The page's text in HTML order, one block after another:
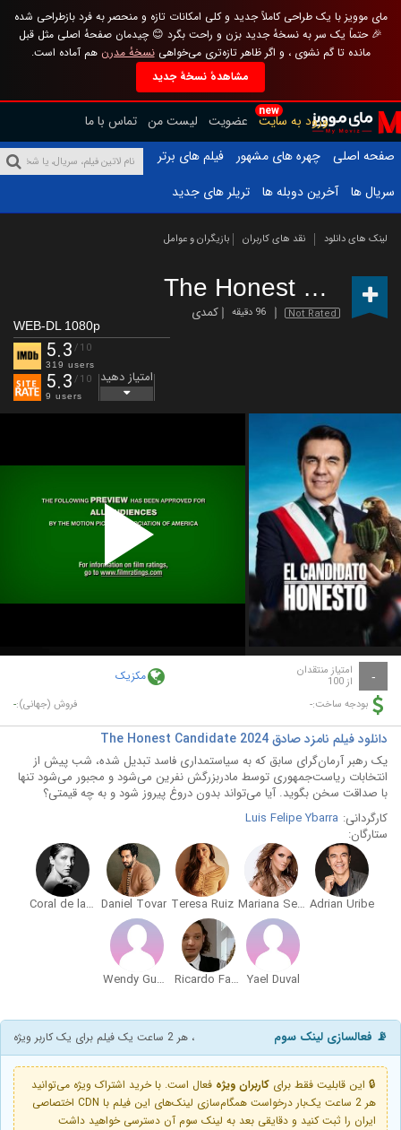
مای موویز با یک طراحی کاملاً جدید و کلی امکانات تازه و منحصر به فرد بازطراحی شده
🎉 حتماً یک سر به نسخهٔ جدید بزن و راحت بگرد 😊 چیدمان صفحهٔ اصلی مثل قبل
مانده تا گم نشوی ، و اگر ظاهر تازه‌تری می‌خواهینسخهٔ مدرن هم آماده است.
مشاهدهٔ نسخهٔ جدید
new
ورود به سایت عضویت لیست من تماس با ما
صفحه اصلی
چهره های مشهور
فیلم های برتر
سریال ها
آخرین دوبله ها تریلر های جدید
لینک های دانلود نقد های کاربران بازیگران و عوامل
The Honest Candidate
Not Rated 96 دقیقه کمدی
WEB-DL 1080p
5.3 /10
319 users
5.3 /10
9 users
امتیاز دهید
Play
Video
- امتیاز منتقدان
از 100 مکزیک
بودجه ساخت:- فروش (جهانی):-
دانلود فیلم نامزد صادق The Honest Candidate 2024
یک رهبر آرمان‌گرای سابق که به سیاستمداری فاسد تبدیل شده، شب پیش از
انتخابات ریاست‌جمهوری توسط مادربزرگش نفرین می‌شود و مجبور می‌شود تنها
با صداقت سخن بگوید. آیا می‌تواند بدون دروغ پیروز شود و به چه قیمتی؟
کارگردانی: Luis Felipe Ybarra
ستارگان:
Adrian Uribe
Mariana Seoane
Teresa Ruiz
Daniel Tovar
Coral de la Vega
Yael Duval
Ricardo Fastlicht
Wendy Guevara
📡 فعالسازی لینک سوم ، هر 2 ساعت یک فیلم برای یک کاربر ویژه
🔒 این قابلیت فقط برای کاربران ویژه فعال است. با خرید اشتراک ویژه می‌توانید
هر 2 ساعت یک‌بار درخواست همگام‌سازی لینک‌های این فیلم با CDN اختصاصی
ایران را ثبت کنید و دقایقی بعد به لینک سوم آن دسترسی خواهید داشت